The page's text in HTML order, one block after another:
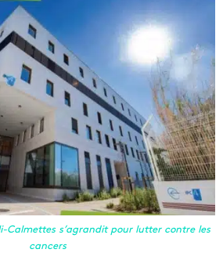
Calmettes s’agrandit pour lutter contre les
cancers